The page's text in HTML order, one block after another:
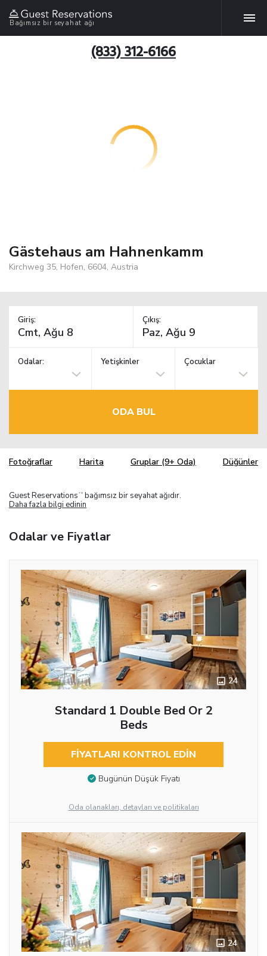
Bağımsız bir seyahat ağı
(833) 312-6166
Gästehaus am Hahnenkamm
Kirchweg 35, Hofen, 6604, Austria
Giriş: Çıkış:
Odalar: Yetişkinler Çocuklar
ODA BUL
Fotoğraflar Harita Gruplar (9+ Oda) Düğünler
Guest Reservations TM bağımsız bir seyahat ağıdır.
Daha fazla bilgi edinin
Odalar ve Fiyatlar
24
Standard 1 Double Bed Or 2
Beds
FIYATLARI KONTROL EDIN
Bugünün Düşük Fiyatı
Oda olanakları, detayları ve politikaları
24